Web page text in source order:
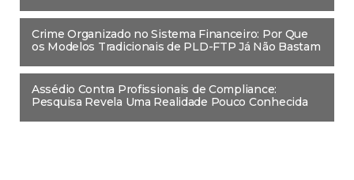
Crime Organizado no Sistema Financeiro: Por Que
os Modelos Tradicionais de PLD-FTP Já Não Bastam
Assédio Contra Profissionais de Compliance:
Pesquisa Revela Uma Realidade Pouco Conhecida